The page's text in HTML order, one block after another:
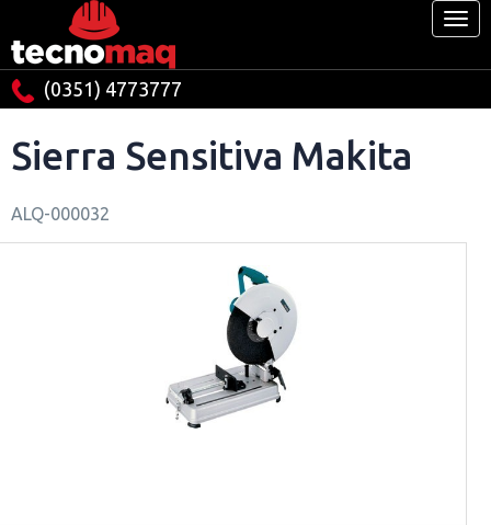
(0351) 4773777
Sierra Sensitiva Makita
ALQ-000032